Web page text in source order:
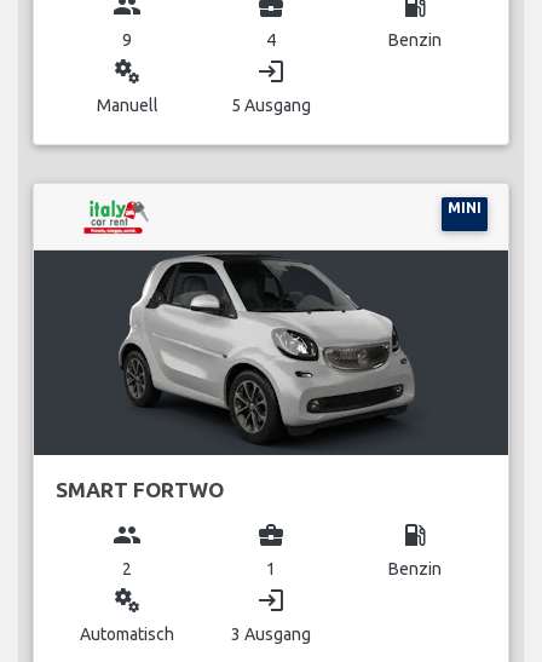
9 4 Benzin
miscellaneous_services
Manuell
login
5 Ausgang
MINI
SMART FORTWO
group
2
business_center
1
local_gas_station
Benzin
miscellaneous_services
Automatisch
login
3 Ausgang